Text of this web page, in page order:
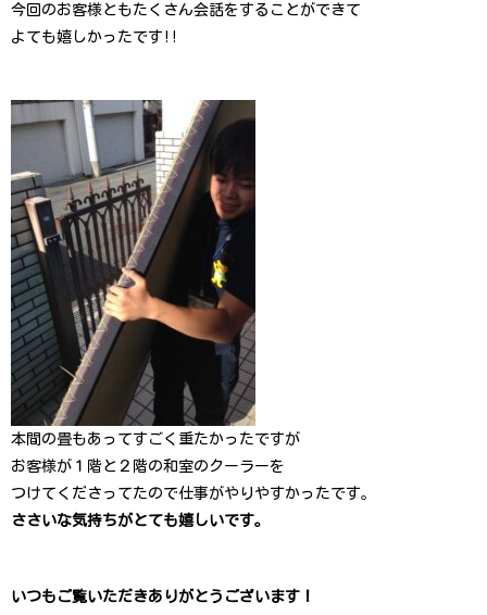
今回のお客様ともたくさん会話をすることができて
よても嬉しかったです!!
本間の畳もあってすごく重たかったですが
お客様が１階と２階の和室のクーラーを
つけてくださってたので仕事がやりやすかったです。
ささいな気持ちがとても嬉しいです。
いつもご覧いただきありがとうございます！